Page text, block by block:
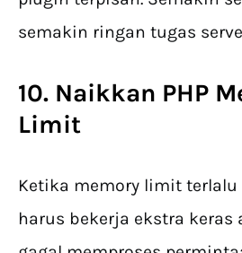
semakin ringan tugas
10. Naikkan PHP
Limit
Ketika memory limit terlalu
harus bekerja ekstra keras